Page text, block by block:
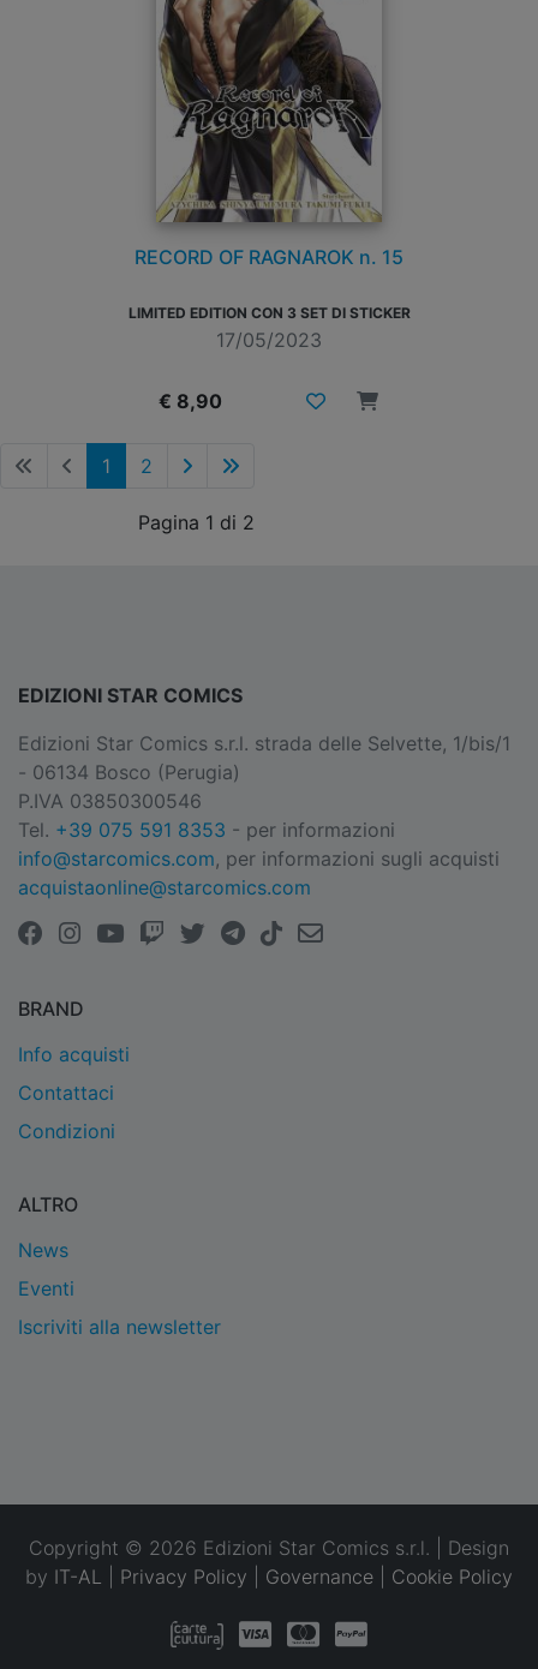
RECORD OF RAGNAROK n. 15
LIMITED EDITION CON 3 SET DI STICKER
17/05/2023
€ 8,90
1 2
Pagina 1 di 2
EDIZIONI STAR COMICS
Edizioni Star Comics s.r.l. strada delle Selvette, 1/bis/1
- 06134 Bosco (Perugia)
P.IVA 03850300546
Tel. +39 075 591 8353 - per informazioni
info@starcomics.com, per informazioni sugli acquisti
acquistaonline@starcomics.com
BRAND
Info acquisti
Contattaci
Condizioni
ALTRO
News
Eventi
Iscriviti alla newsletter
Copyright © 2026 Edizioni Star Comics s.r.l. | Design
by IT-AL Privacy Policy Governance Cookie Policy